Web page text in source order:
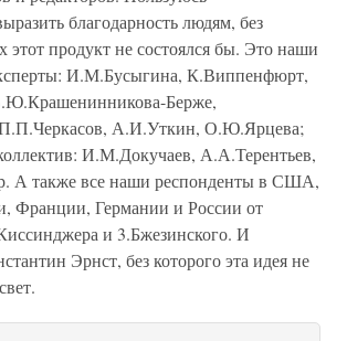
благодарность людям, без
продукт не состоялся бы. Это наши
И.М.Бусыгина, К.Виппенфюрт,
Берже,
А.И.Уткин, О.Ю.Ярцева;
И.М.Докучаев, А.А.Терентьев,
А также все наши респонденты в США,
Франции, Германии и России от
и 3.Бжезинского. И
Эрнст, без которого эта идея не